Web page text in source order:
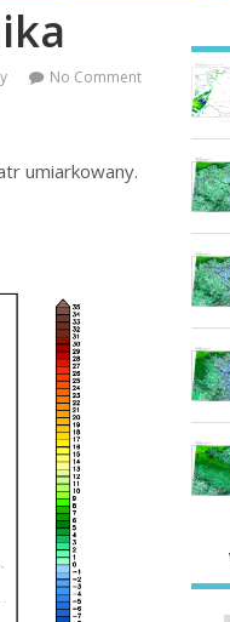
No Comment
umiarkowany.